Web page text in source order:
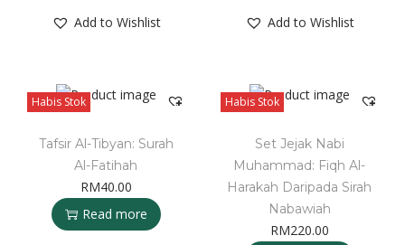
Add to Wishlist Add to Wishlist
Habis Stok
Tafsir Al-Tibyan: Surah
Al-Fatihah
RM40.00
Read more
Habis Stok
Set Jejak Nabi
Muhammad: Fiqh Al-
Harakah Daripada Sirah
Nabawiah
RM220.00